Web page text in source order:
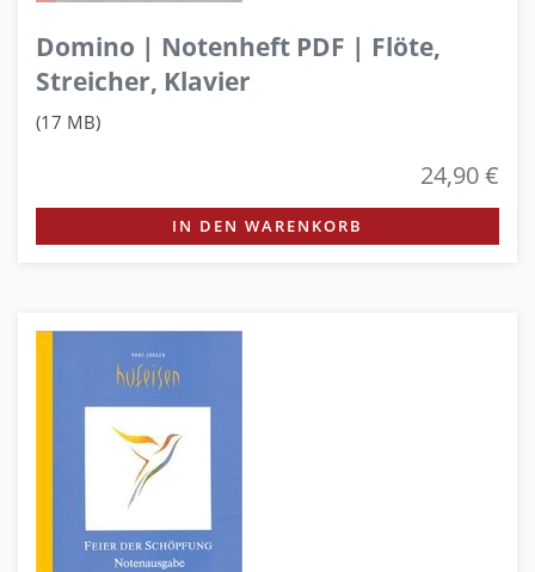
Domino | Notenheft PDF | Flöte,
Streicher, Klavier
(17 MB)
24,90 €
IN DEN WARENKORB